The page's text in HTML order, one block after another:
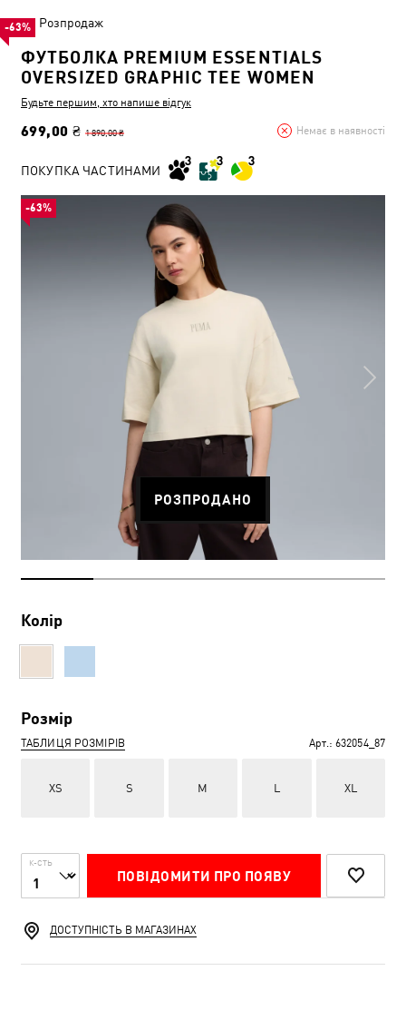
Розпродаж
ФУТБОЛКА PREMIUM ESSENTIALS
OVERSIZED GRAPHIC TEE WOMEN
Будьте першим, хто напише відгук
699,00 ₴ 1 890,00 ₴ Немає в наявності
-63%
ПОКУПКА ЧАСТИНАМИ
РОЗПРОДАНО
Колір
Розмір
ТАБЛИЦЯ РОЗМІРІВ Арт.: 632054_87
XS S M L XL
К-СТЬ
ПОВІДОМИТИ ПРО ПОЯВУ
-63%
ДОСТУПНІСТЬ В МАГАЗИНАХ